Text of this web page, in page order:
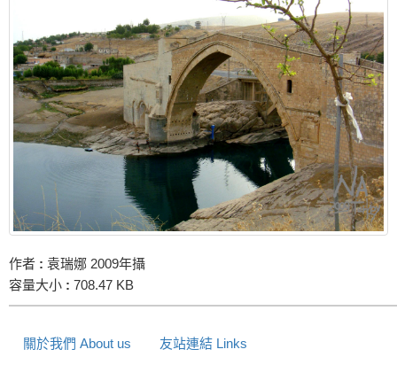
作者 : 袁瑞娜 2009年攝
容量大小 : 708.47 KB
關於我們 About us 友站連結 Links